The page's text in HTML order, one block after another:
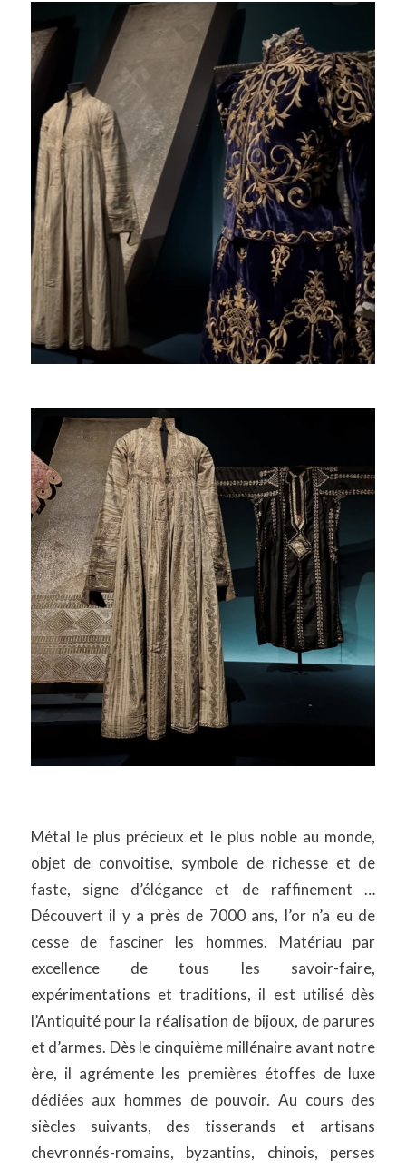
Métal le plus précieux et le plus noble au monde,
objet de convoitise, symbole de richesse et de
faste, signe d’élégance et de raffinement …
Découvert il y a près de 7000 ans, l’or n’a eu de
cesse de fasciner les hommes. Matériau par
excellence de tous les savoir-faire,
expérimentations et traditions, il est utilisé dès
l’Antiquité pour la réalisation de bijoux, de parures
et d’armes. Dès le cinquième millénaire avant notre
ère, il agrémente les premières étoffes de luxe
dédiées aux hommes de pouvoir. Au cours des
siècles suivants, des tisserands et artisans
chevronnés-romains, byzantins, chinois, perses